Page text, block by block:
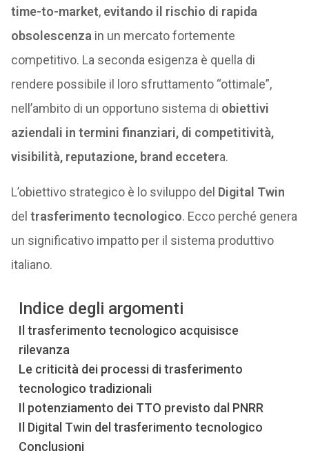
time-to-market, evitando il rischio di rapida
obsolescenza in un mercato fortemente
competitivo. La seconda esigenza è quella di
rendere possibile il loro sfruttamento “ottimale”,
nell’ambito di un opportuno sistema di obiettivi
aziendali in termini finanziari, di competitività,
visibilità, reputazione, brand eccetera.
L’obiettivo strategico è lo sviluppo del Digital Twin
del trasferimento tecnologico. Ecco perché genera
un significativo impatto per il sistema produttivo
italiano.
Indice degli argomenti
Il trasferimento tecnologico acquisisce
rilevanza
Le criticità dei processi di trasferimento
tecnologico tradizionali
Il potenziamento dei TTO previsto dal PNRR
Il Digital Twin del trasferimento tecnologico
Conclusioni